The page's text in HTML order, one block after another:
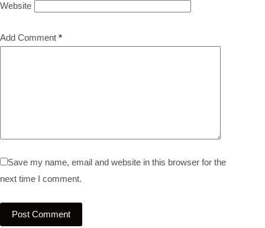
Website
Add Comment *
Save my name, email and website in this browser for the
next time I comment.
Post Comment